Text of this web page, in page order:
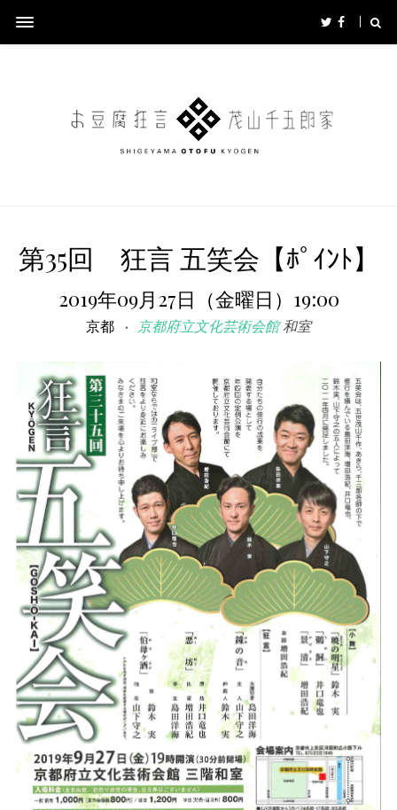
第35回 狂言 五笑会【ﾎﾟｲﾝﾄ】
2019年09月27日（金曜日）19:00
京都 京都府立文化芸術会館和室